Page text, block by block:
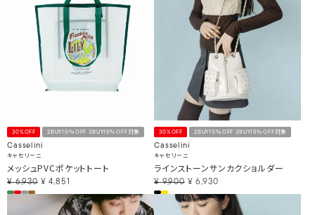
30%OFF 2BUY10％OFF 3BUY15％OFF対象
Casselini
キャセリーニ
メッシュPVCポケットトート
¥ 6,930 ¥ 4,851
30%OFF 2BUY10％OFF 3BUY15％OFF対象
Casselini
キャセリーニ
ラインストーンサンカクショルダー
¥ 9,900 ¥ 6,930